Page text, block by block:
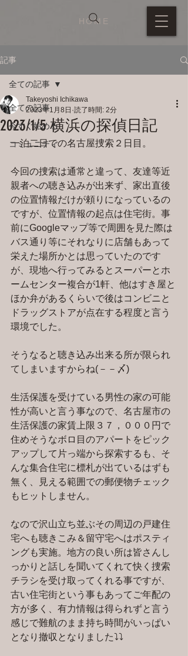
HOME
記事
全ての記事
今すぐ始める
コミュニティ
全ての記事
2023/1/5 横浜の探偵日記
Takeyoshi Ichikawa
2023年1月8日 読了時間: 2分
一泊二日での名古屋捜索２日目。
今回の捜索は通常と違って、友達等近
親者への聴き込みが出来ず、家出直後
の位置情報だけが頼りになっているの
ですが、位置情報の起点は住宅街。事
前にGoogleマップ等で周囲を見た際は
バス通り等にそれなりに店舗もあって
栄えた場所かとは思っていたのです
が、現地へ行ってみるとスーパーとホ
ームセンター複合が1軒、他はすき屋と
ほか弁があるくらいで後はコンビニと
ドラッグストアが点在する程度と言う
環境でした。
そうなると聴き込み出来る所が限られ
てしまいますからね(－－〆)
生活保護を受けている男性の家の可能
性が高いと言う事なので、名古屋市の
生活保護の家賃上限３７，０００円で
住めそうなボロ目のアパートをピック
アップして片っ端から探索するも、そ
んな集合住宅に標札が出ているはずも
無く、見える範囲での郵便物チェック
もヒットしません。
なので沢山立ち並ぶその周辺の戸建住
宅へも聴きこみ＆留守宅へはポスティ
ングも実施。地方の良い所は皆さんし
っかりと話しを聞いてくれて快く捜索
チラシを受け取ってくれる事ですが、
古い住宅街という事もあってご年配の
方が多く、有力情報は得られずと言う
感じで難航のまま持ち時間がいっぱい
となり撤収となりました⤵⤵